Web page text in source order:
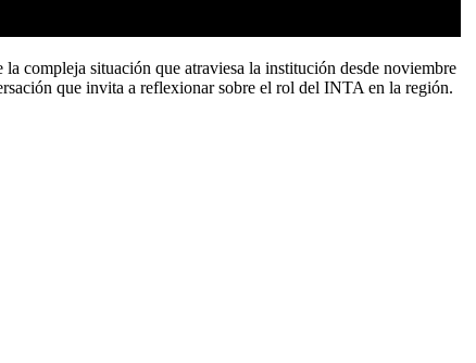
compleja situación que atraviesa la institución desde noviembre
que invita a reflexionar sobre el rol del INTA en la región.